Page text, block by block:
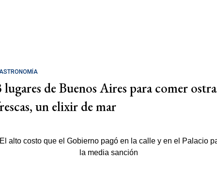
lugares de Buenos Aires para comer
un elixir de mar